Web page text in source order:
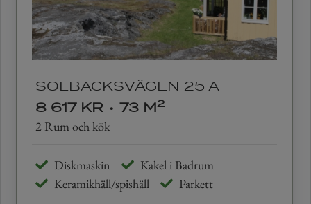
SOLBACKSVÄGEN 25 A
8 617 KR • 73 M2
2 Rum och kök
Diskmaskin
Kakel i Badrum
Keramikhäll/spishäll
Parkett